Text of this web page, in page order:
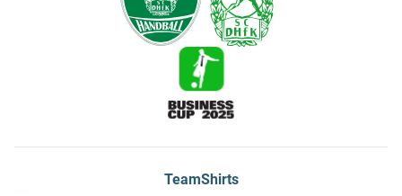
TeamShirts